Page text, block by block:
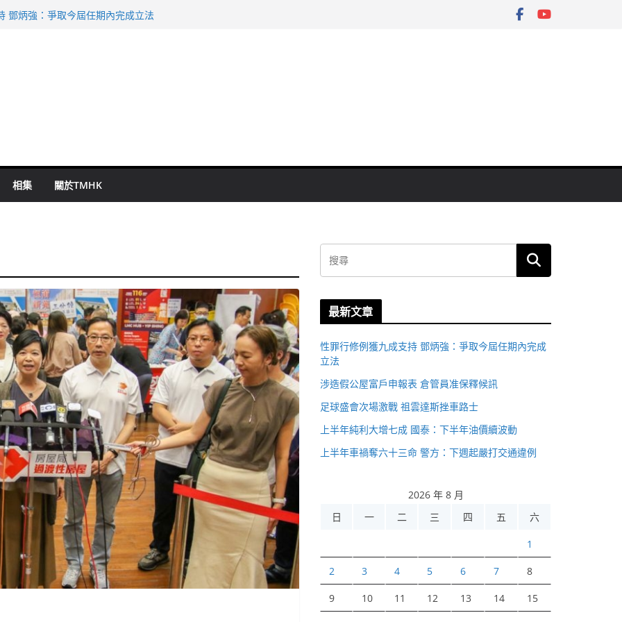
警方：下週起嚴打交通違例
鄧炳強：爭取今屆任期內完成立法
相集 關於TMHK
最新文章
性罪行修例獲九成支持 鄧炳強：爭取今屆任期內完成
立法
涉造假公屋富戶申報表 倉管員准保釋候訊
足球盛會次場激戰 祖雲達斯挫車路士
上半年純利大增七成 國泰：下半年油價續波動
上半年車禍奪六十三命 警方：下週起嚴打交通違例
2026 年 8 月
日
一 二 三 四 五 六
1
2 3 4 5 6 7 8
9 10 11 12 13 14 15